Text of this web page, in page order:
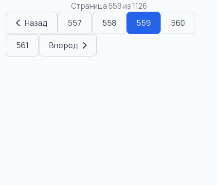
Страница 559 из 1126
Назад 557 558 559 560
561 Вперед